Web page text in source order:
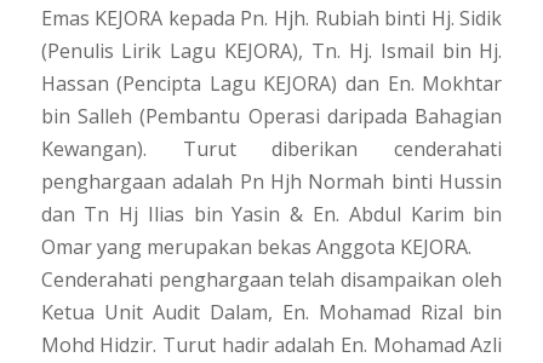
Emas KEJORA kepada Pn. Hjh. Rubiah binti Hj. Sidik
(Penulis Lirik Lagu KEJORA), Tn. Hj. Ismail bin Hj.
Hassan (Pencipta Lagu KEJORA) dan En. Mokhtar
bin Salleh (Pembantu Operasi daripada Bahagian
Kewangan). Turut diberikan cenderahati
penghargaan adalah Pn Hjh Normah binti Hussin
dan Tn Hj Ilias bin Yasin & En. Abdul Karim bin
Omar yang merupakan bekas Anggota KEJORA.
Cenderahati penghargaan telah disampaikan oleh
Ketua Unit Audit Dalam, En. Mohamad Rizal bin
Mohd Hidzir. Turut hadir adalah En. Mohamad Azli